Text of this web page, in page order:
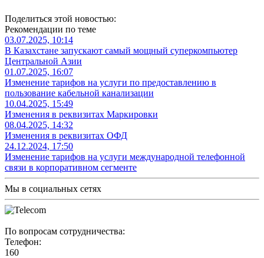
Поделиться этой новостью:
Рекомендации по теме
03.07.2025, 10:14
В Казахстане запускают самый мощный суперкомпьютер
Центральной Азии
01.07.2025, 16:07
Изменение тарифов на услуги по предоставлению в
пользование кабельной канализации
10.04.2025, 15:49
Изменения в реквизитах Маркировки
08.04.2025, 14:32
Изменения в реквизитах ОФД
24.12.2024, 17:50
Изменение тарифов на услуги международной телефонной
связи в корпоративном сегменте
Мы в социальных сетях
По вопросам сотрудничества:
Телефон:
160